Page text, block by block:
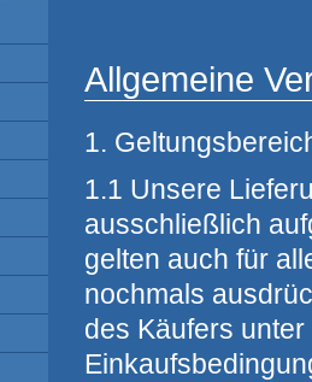
Allgemeine
1.
1.1 Unsere
ausschließlich
gelten auch für
nochmals
des Käufers